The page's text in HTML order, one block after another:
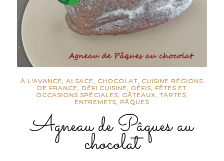
À L'AVANCE,ALSACE, CHOCOLAT, CUISINE RÉGIONS
DE FRANCE, DÉFI CUISINE, DÉFIS, FÊTES ET
OCCASIONS SPÉCIALES, GÂTEAUX, TARTES,
ENTREMETS, PÂQUES
Agneau de Pâques au
chocolat